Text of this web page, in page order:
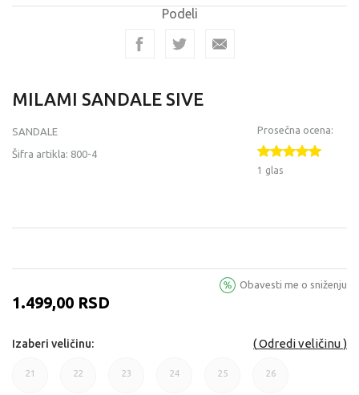
Podeli
MILAMI SANDALE SIVE
SANDALE
Šifra artikla: 800-4
Prosečna ocena:
1 glas
1.499,00 RSD
Obavesti me o sniženju
Odredi veličinu
Izaberi veličinu:
21 22 23 24 25 26